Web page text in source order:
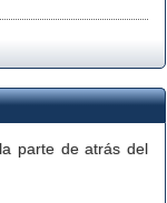
parte de atrás del